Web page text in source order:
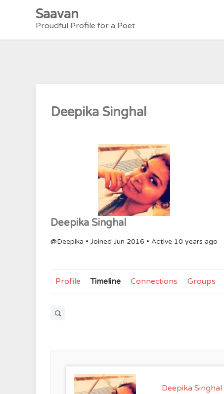
Saavan
Proudful Profile for a Poet
Deepika Singhal
Deepika Singhal
@Deepika • Joined Jun 2016 • Active 10 years ago
Profile Timeline Connections Groups
Open
Deepika Singhal